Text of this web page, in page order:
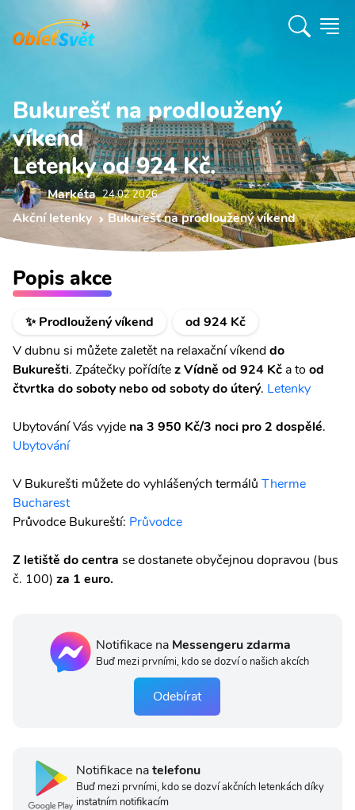
Bukurešť na prodloužený
víkend
Letenky od 924 Kč.
Markéta 24.02 2026
Akční letenky Bukurešť na prodloužený víkend
Popis akce
✨ Prodloužený víkend
od 924 Kč
V dubnu si můžete zaletět na relaxační víkenddo
Bukurešti. Zpátečky pořídítez Vídně od 924 Kč a to od
čtvrtka do soboty nebo od soboty do úterý. Letenky
Ubytování Vás vyjde na 3 950 Kč/3 noci pro 2 dospělé.
Ubytování
V Bukurešti můžete do vyhlášených termálů Therme
Bucharest
Průvodce Bukureští: Průvodce
Z letiště do centra se dostanete obyčejnou dopravou (bus
č. 100) za 1 euro.
Notifikace na Messengeru zdarma
Buď mezi prvními, kdo se dozví o našich akcích
Odebírat
Notifikace natelefonu
Buď mezi prvními, kdo se dozví akčních letenkách díky
instatním notifikacím